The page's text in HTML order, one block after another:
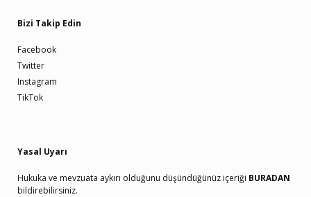
Bizi Takip Edin
Facebook
Twitter
Instagram
TikTok
Yasal Uyarı
Hukuka ve mevzuata aykırı olduğunu düşündüğünüz içeriği BURADAN
bildirebilirsiniz.